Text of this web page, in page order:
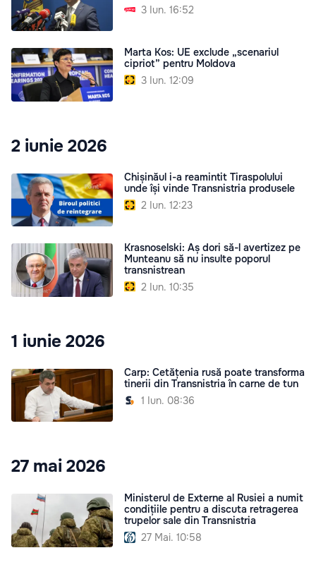
3 Iun. 16:52
Marta Kos: UE exclude „scenariul
cipriot” pentru Moldova
3 Iun. 12:09
2 iunie 2026
Chișinăul i-a reamintit Tiraspolului
unde își vinde Transnistria produsele
2 Iun. 12:23
Krasnoselski: Aș dori să-l avertizez pe
Munteanu să nu insulte poporul
transnistrean
2 Iun. 10:35
1 iunie 2026
Carp: Cetățenia rusă poate transforma
tinerii din Transnistria în carne de tun
1 Iun. 08:36
27 mai 2026
Ministerul de Externe al Rusiei a numit
condițiile pentru a discuta retragerea
trupelor sale din Transnistria
27 Mai. 10:58